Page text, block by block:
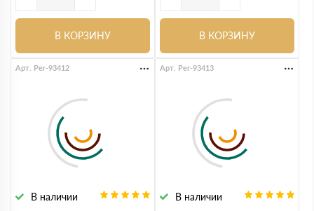
В КОРЗИНУ В КОРЗИНУ
В наличии
Арт. Per-93412
В наличии
Арт. Per-93413